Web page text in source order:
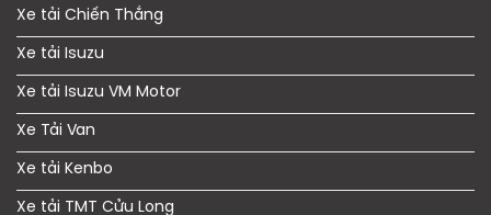
Xe tải Chiến Thắng
Xe tải Isuzu
Xe tải Isuzu VM Motor
Xe Tải Van
Xe tải Kenbo
Xe tải TMT Cửu Long